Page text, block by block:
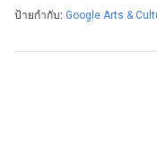
ป้ายกำกับ: Google Arts &